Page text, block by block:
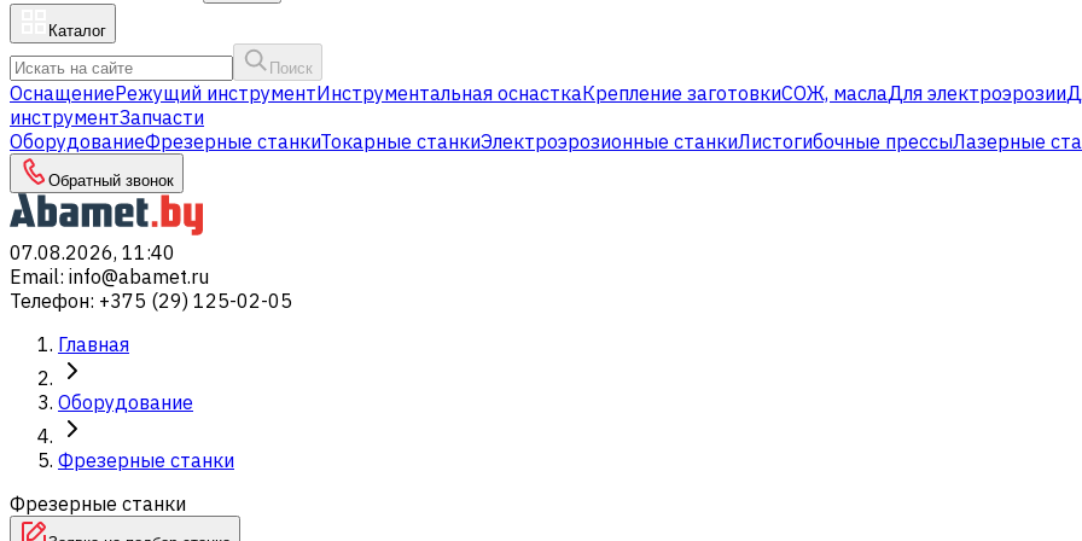
Каталог
Поиск
ОснащениеРежущий инструментИнструментальная оснасткаКрепление заготовкиСОЖ, маслаДля электроэрозии
инструментЗапчасти
ОборудованиеФрезерные станкиТокарные станкиЭлектроэрозионные станкиЛистогибочные прессыЛазерные
Обратный звонок
07.08.2026, 11:40
Email: info@abamet.ru
Телефон: +375 (29) 125-02-05
Главная
Оборудование
Фрезерные станки
Фрезерные станки